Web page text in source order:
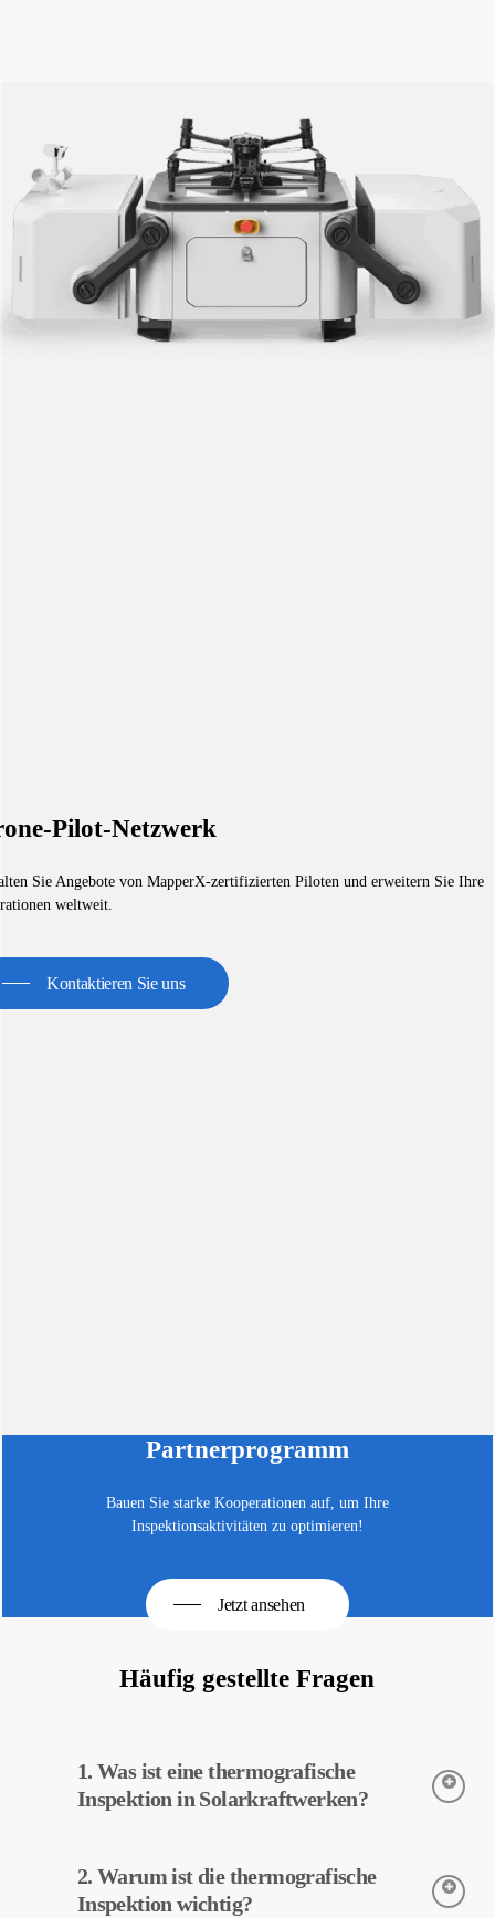
Pilot-Netzwerk
Sie Angebote von MapperX-zertifizierten Piloten und erweitern Sie Ihre
weltweit.
Kontaktieren Sie uns
Partnerprogramm
Bauen Sie starke Kooperationen auf, um Ihre
Inspektionsaktivitäten zu optimieren!
Jetzt ansehen
Häufig gestellte Fragen
1. Was ist eine thermografische
Inspektion in Solarkraftwerken?
der Temperaturen von Geräten in Solarkraftwerken. Diese
Inspektion ermöglicht eine frühzeitige Erkennung potenzieller
2. Warum ist die thermografische
Inspektion wichtig?